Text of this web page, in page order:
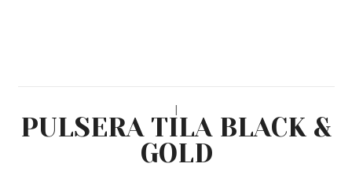
|
PULSERA TILA BLACK &
GOLD